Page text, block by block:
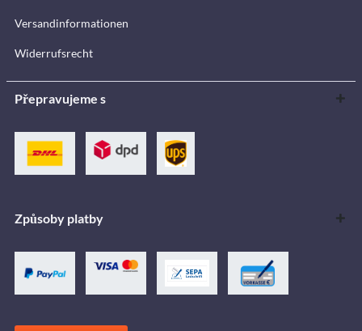
Versandinformationen
Widerrufsrecht
Přepravujeme s
Způsoby platby